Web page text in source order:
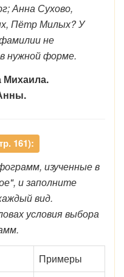
Анна Сухово,
Пётр Милых? У
не
нужной форме.
Михаила.
161):
изученные в
и заполните
вид.
условия выбора
Примеры